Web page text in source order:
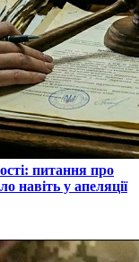
питання про
навіть у апеляції